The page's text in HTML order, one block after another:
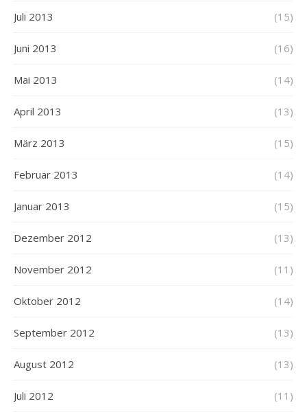
Juli 2013 (15)
Juni 2013 (16)
Mai 2013 (14)
April 2013 (13)
März 2013 (15)
Februar 2013 (14)
Januar 2013 (15)
Dezember 2012 (13)
November 2012 (11)
Oktober 2012 (14)
September 2012 (13)
August 2012 (13)
Juli 2012 (11)